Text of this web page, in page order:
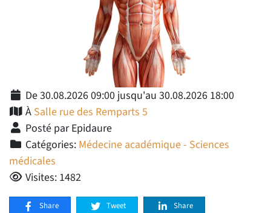
De 30.08.2026 09:00 jusqu'au 30.08.2026 18:00
À Salle rue des Remparts 5
Posté par Epidaure
Catégories: Médecine académique - Sciences
médicales
Visites: 1482
Share Tweet
Share